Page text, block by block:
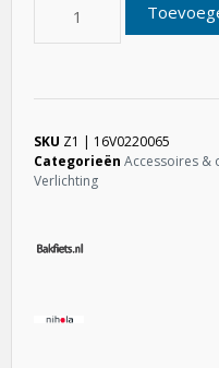
SKU Z1 | 16V0220065
Categorieën Accessoires &
Verlichting